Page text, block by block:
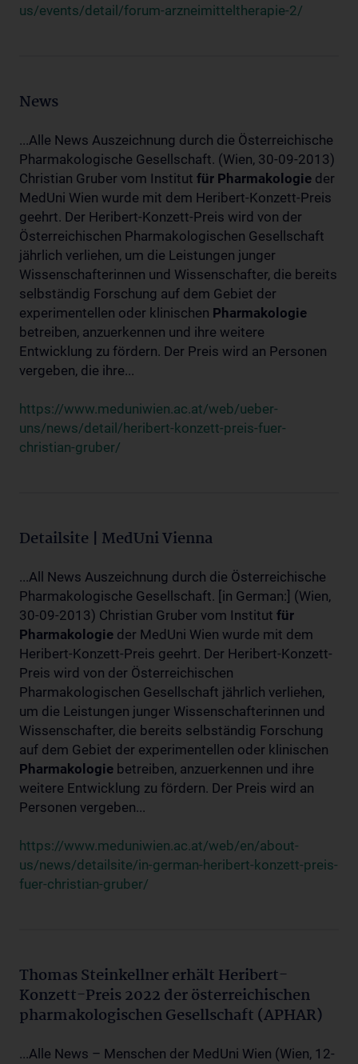
us/events/detail/forum-arzneimitteltherapie-2/
News
...Alle News Auszeichnung durch die Österreichische
Pharmakologische Gesellschaft. (Wien, 30-09-2013)
Christian Gruber vom Institut für Pharmakologie der
MedUni Wien wurde mit dem Heribert-Konzett-Preis
geehrt. Der Heribert-Konzett-Preis wird von der
Österreichischen Pharmakologischen Gesellschaft
jährlich verliehen, um die Leistungen junger
Wissenschafterinnen und Wissenschafter, die bereits
selbständig Forschung auf dem Gebiet der
experimentellen oder klinischen Pharmakologie
betreiben, anzuerkennen und ihre weitere
Entwicklung zu fördern. Der Preis wird an Personen
vergeben, die ihre...
https://www.meduniwien.ac.at/web/ueber-
uns/news/detail/heribert-konzett-preis-fuer-
christian-gruber/
Detailsite | MedUni Vienna
...All News Auszeichnung durch die Österreichische
Pharmakologische Gesellschaft. [in German:] (Wien,
30-09-2013) Christian Gruber vom Institut für
Pharmakologie der MedUni Wien wurde mit dem
Heribert-Konzett-Preis geehrt. Der Heribert-Konzett-
Preis wird von der Österreichischen
Pharmakologischen Gesellschaft jährlich verliehen,
um die Leistungen junger Wissenschafterinnen und
Wissenschafter, die bereits selbständig Forschung
auf dem Gebiet der experimentellen oder klinischen
Pharmakologie betreiben, anzuerkennen und ihre
weitere Entwicklung zu fördern. Der Preis wird an
Personen vergeben...
https://www.meduniwien.ac.at/web/en/about-
us/news/detailsite/in-german-heribert-konzett-preis-
fuer-christian-gruber/
Thomas Steinkellner erhält Heribert-
Konzett-Preis 2022 der österreichischen
pharmakologischen Gesellschaft (APHAR)
...Alle News – Menschen der MedUni Wien (Wien, 12-